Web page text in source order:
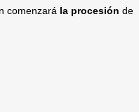
comenzará la procesión de